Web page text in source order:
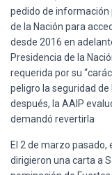
pedido de información
de la Nación para
desde 2016 en
Presidencia de la
requerida por su
peligro la seguridad
después, la AAIP
demandó revertirla
El 2 de marzo
dirigieron una carta a